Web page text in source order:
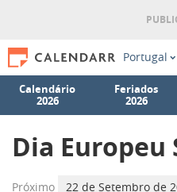
Portugal
Calendário
2026
Feriados
2026
Dia Europeu
Próximo 22 de Setembro de